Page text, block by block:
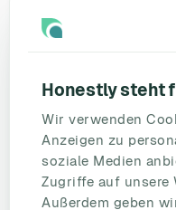
Honestly steht
Wir verwenden
Anzeigen zu
soziale Medien
Zugriffe auf unsere
Außerdem geben